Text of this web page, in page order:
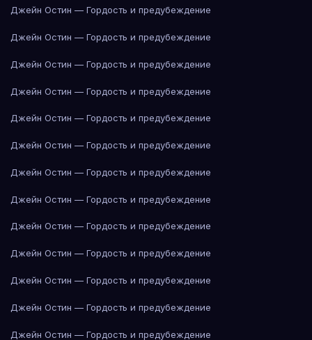
Джейн Остин — Гордость и предубеждение
Джейн Остин — Гордость и предубеждение
Джейн Остин — Гордость и предубеждение
Джейн Остин — Гордость и предубеждение
Джейн Остин — Гордость и предубеждение
Джейн Остин — Гордость и предубеждение
Джейн Остин — Гордость и предубеждение
Джейн Остин — Гордость и предубеждение
Джейн Остин — Гордость и предубеждение
Джейн Остин — Гордость и предубеждение
Джейн Остин — Гордость и предубеждение
Джейн Остин — Гордость и предубеждение
Джейн Остин — Гордость и предубеждение